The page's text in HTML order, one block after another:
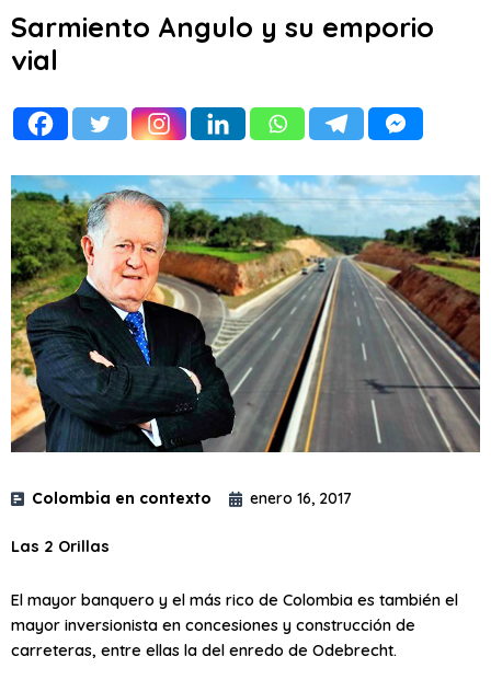
Sarmiento Angulo y su emporio
vial
Colombia en contexto enero 16, 2017
Las 2 Orillas
El mayor banquero y el más rico de Colombia es también el
mayor inversionista en concesiones y construcción de
carreteras, entre ellas la del enredo de Odebrecht.